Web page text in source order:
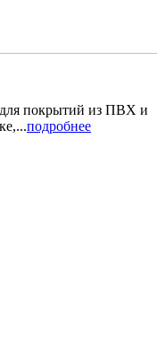
покрытий из ПВХ и
подробнее